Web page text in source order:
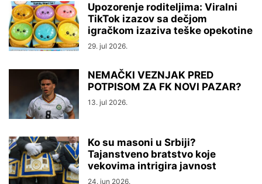
Upozorenje roditeljima: Viralni
TikTok izazov sa dečjom
igračkom izaziva teške opekotine
29. jul 2026.
NEMAČKI VEZNJAK PRED
POTPISOM ZA FK NOVI PAZAR?
13. jul 2026.
Ko su masoni u Srbiji?
Tajanstveno bratstvo koje
vekovima intrigira javnost
24. jun 2026.